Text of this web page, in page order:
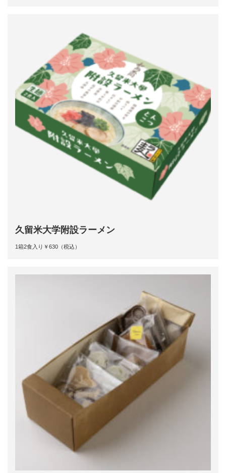
久留米大学附設ラーメン
1箱2食入り￥630（税込）